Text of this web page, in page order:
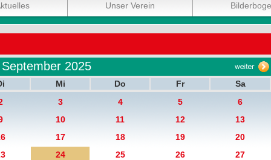
Unser Verein
September 2025
Mi Do Fr
Sa
3 4 5
6
10 11 12
13
17 18 19
20
24 25 26
27